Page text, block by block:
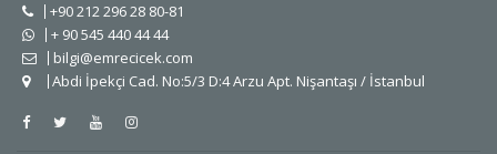
+90 212 296 28 80-81
+ 90 545 440 44 44
bilgi@emrecicek.com
Abdi İpekçi Cad. No:5/3 D:4 Arzu Apt. Nişantaşı / İstanbul